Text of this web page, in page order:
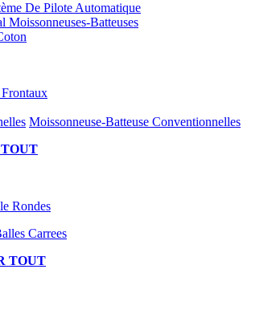
De Pilote Automatique
Moissonneuses-Batteuses
Moissonneuse-Batteuse Conventionnelles
Rondes
Carrees
TOUT